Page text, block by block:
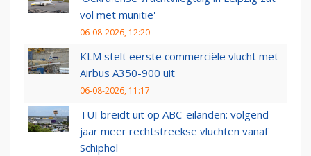
vol met munitie'
06-08-2026, 12:20
KLM stelt eerste commerciële vlucht met
Airbus A350-900 uit
06-08-2026, 11:17
TUI breidt uit op ABC-eilanden: volgend
jaar meer rechtstreekse vluchten vanaf
Schiphol